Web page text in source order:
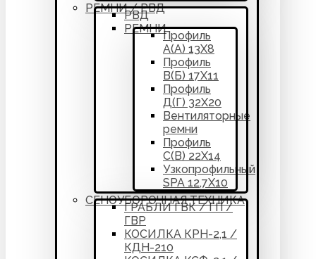
РЕМНИ / РВД
РВД
РЕМНИ
Профиль
А(А) 13Х8
Профиль
В(Б) 17Х11
Профиль
Д(Г) 32Х20
Вентиляторные
ремни
Профиль
С(В) 22Х14
Узкопрофильный
SPA 12,7Х10
СЕНОУБОРОЧНАЯ ТЕХНИКА
ГРАБЛИ ГВК / ГП /
ГВР
КОСИЛКА КРН-2,1 /
КДН-210